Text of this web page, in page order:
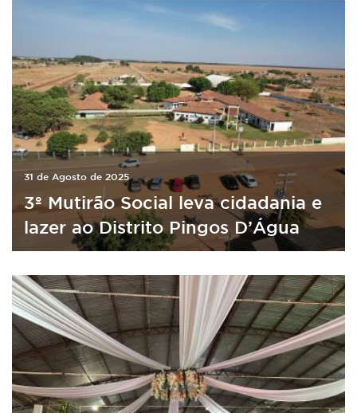
31 de Agosto de 2025
3º Mutirão Social leva cidadania e
lazer ao Distrito Pingos D’Água